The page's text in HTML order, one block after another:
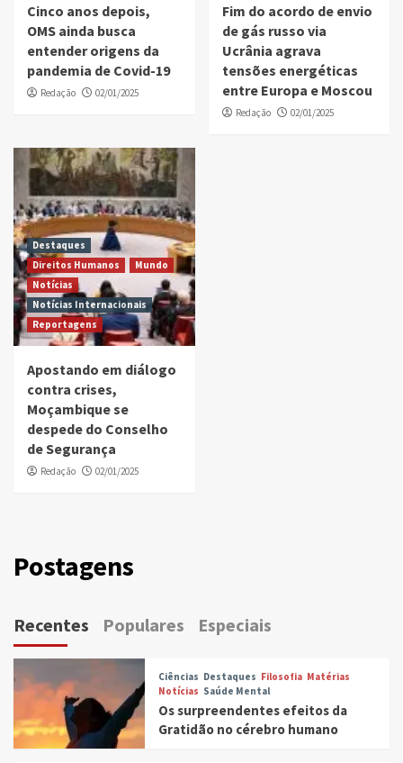
Cinco anos depois,
OMS ainda busca
entender origens da
pandemia de Covid-19
Redação 02/01/2025
Fim do acordo de envio
de gás russo via
Ucrânia agrava
tensões energéticas
entre Europa e Moscou
Redação 02/01/2025
Destaques
Direitos Humanos
Mundo
Notícias
Notícias Internacionais
Reportagens
Apostando em diálogo
contra crises,
Moçambique se
despede do Conselho
de Segurança
Redação 02/01/2025
Postagens
Recentes Populares Especiais
Ciências Destaques Filosofia Matérias
Notícias Saúde Mental
Os surpreendentes efeitos da
Gratidão no cérebro humano